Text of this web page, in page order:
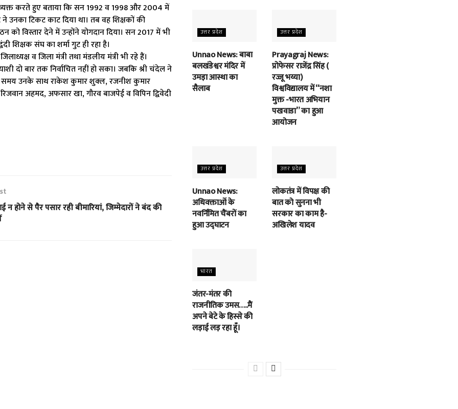
करते हुए बताया कि सन 1992 व 1998 और 2004 में
उनका टिकट काट दिया था। तब वह शिक्षकों की
विस्तार देने में उन्होंने योगदान दिया। सन 2017 में भी
शिक्षक संघ का शर्मा गुट ही रहा है।
व जिला मंत्री तथा मंडलीय मंत्री भी रहे हैं।
दो बार तक निर्वाचित नहीं हो सका। जबकि श्री चंदेल ने
के समय उनके साथ राकेश कुमार शुक्ल, रजनीश कुमार
अहमद, अफसार खा, गौरव बाजपेई व विपिन द्विवेदी
न होने से पैर पसार रही बीमारियां, जिम्मेदारों ने बंद की
उत्तर प्रदेश
Unnao News: बाबा
बलखंडेश्वर मंदिर में
उमड़ा आस्था का
सैलाब
उत्तर प्रदेश
Prayagraj News:
प्रोफेसर राजेंद्र सिंह (
रज्जू भय्या)
विश्वविद्यालय में “नशा
मुक्त -भारत अभियान
पखवाडा” का हुआ
आयोजन
उत्तर प्रदेश
Unnao News:
अधिवक्ताओं के
नवर्निमित चैंबरों का
हुआ उद्घाटन
उत्तर प्रदेश
लोकतंत्र में विपक्ष की
बात को सुनना भी
सरकार का काम है-
अखिलेश यादव
भारत
जंतर-मंतर की
राजनीतिक उमस…..मैं
अपने बेटे के हिस्से की
लड़ाई लड़ रहा हूँ।